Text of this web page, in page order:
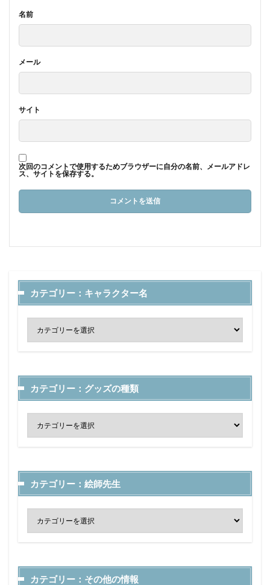
名前
メール
サイト
次回のコメントで使用するためブラウザーに自分の名前、メールアドレ
ス、サイトを保存する。
カテゴリー：キャラクター名
カテゴリー：グッズの種類
カテゴリー：絵師先生
カテゴリー：その他の情報